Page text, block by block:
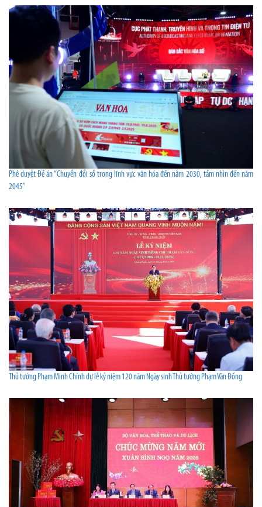
Phê duyệt Đề án “Chuyển đổi số trong lĩnh vực văn hóa đến năm 2030, tầm nhìn đến năm
2045”
Thủ tướng Phạm Minh Chính dự lễ kỷ niệm 120 năm Ngày sinh Thủ tướng Phạm Văn Đồng